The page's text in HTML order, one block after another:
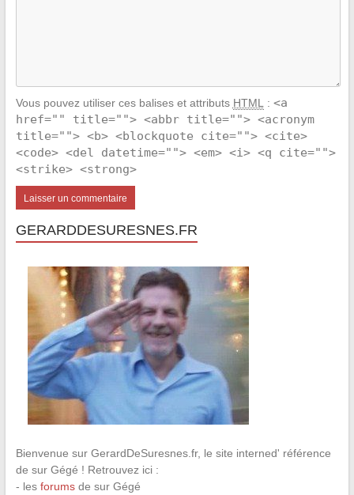
Vous pouvez utiliser ces balises et attributs HTML : <a
href="" title=""> <abbr title=""> <acronym
title=""> <b> <blockquote cite=""> <cite>
<code> <del datetime=""> <em> <i> <q cite="">
<strike> <strong>
GERARDDESURESNES.FR
Bienvenue sur GerardDeSuresnes.fr, le site interned' référence
de sur Gégé ! Retrouvez ici :
- les forumsde sur Gégé